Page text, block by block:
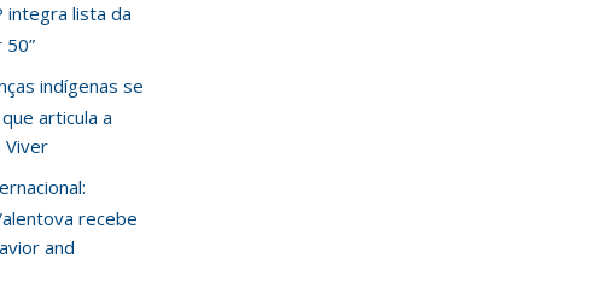
integra lista da
50”
indígenas se
articula a
Viver
recebe
and